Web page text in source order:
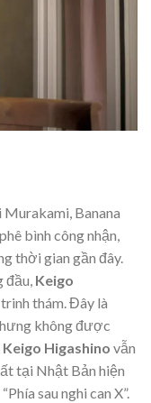
Banana
bình công nhận,
thời gian gần đây.
đầu, Keigo
thám. Đây là
không được
Keigo Higashino vẫn
tại Nhật Bản hiện
sau nghi can X”.